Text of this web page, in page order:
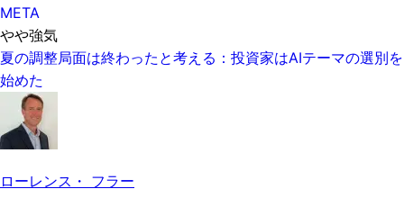
META
やや強気
夏の調整局面は終わったと考える：投資家はAIテーマの選別を
始めた
ローレンス・ フラー